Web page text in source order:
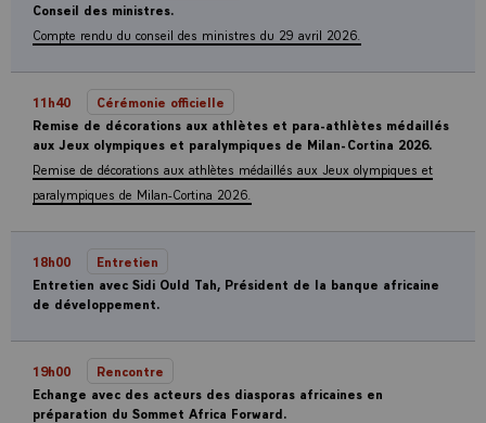
Conseil des ministres.
Compte rendu du conseil des ministres du 29 avril 2026.
11h40
Cérémonie officielle
Remise de décorations aux athlètes et para-athlètes médaillés
aux Jeux olympiques et paralympiques de Milan-Cortina 2026.
Remise de décorations aux athlètes médaillés aux Jeux olympiques et
paralympiques de Milan-Cortina 2026.
18h00
Entretien
Entretien avec Sidi Ould Tah, Président de la banque africaine
de développement.
19h00
Rencontre
Echange avec des acteurs des diasporas africaines en
préparation du Sommet Africa Forward.